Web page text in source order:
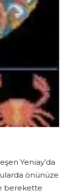
Yeniay’da
önünüze
berekette